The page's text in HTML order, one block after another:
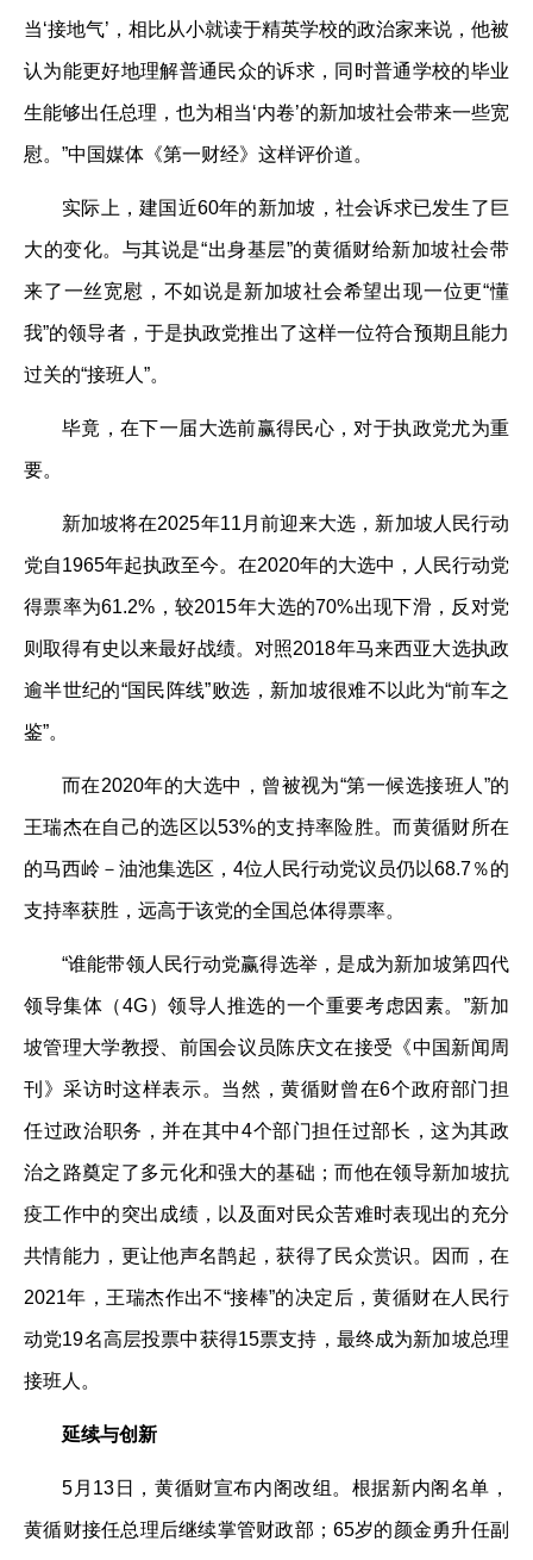
当‘接地气’，相比从小就读于精英学校的政治家来说，他被
认为能更好地理解普通民众的诉求，同时普通学校的毕业
生能够出任总理，也为相当‘内卷’的新加坡社会带来一些宽
慰。”中国媒体《第一财经》这样评价道。
实际上，建国近60年的新加坡，社会诉求已发生了巨
大的变化。与其说是“出身基层”的黄循财给新加坡社会带
来了一丝宽慰，不如说是新加坡社会希望出现一位更“懂
我”的领导者，于是执政党推出了这样一位符合预期且能力
过关的“接班人”。
毕竟，在下一届大选前赢得民心，对于执政党尤为重
要。
新加坡将在2025年11月前迎来大选，新加坡人民行动
党自1965年起执政至今。在2020年的大选中，人民行动党
得票率为61.2%，较2015年大选的70%出现下滑，反对党
则取得有史以来最好战绩。对照2018年马来西亚大选执政
逾半世纪的“国民阵线”败选，新加坡很难不以此为“前车之
鉴”。
而在2020年的大选中，曾被视为“第一候选接班人”的
王瑞杰在自己的选区以53%的支持率险胜。而黄循财所在
的马西岭－油池集选区，4位人民行动党议员仍以68.7％的
支持率获胜，远高于该党的全国总体得票率。
“谁能带领人民行动党赢得选举，是成为新加坡第四代
领导集体（4G）领导人推选的一个重要考虑因素。”新加
坡管理大学教授、前国会议员陈庆文在接受《中国新闻周
刊》采访时这样表示。当然，黄循财曾在6个政府部门担
任过政治职务，并在其中4个部门担任过部长，这为其政
治之路奠定了多元化和强大的基础；而他在领导新加坡抗
疫工作中的突出成绩，以及面对民众苦难时表现出的充分
共情能力，更让他声名鹊起，获得了民众赏识。因而，在
2021年，王瑞杰作出不“接棒”的决定后，黄循财在人民行
动党19名高层投票中获得15票支持，最终成为新加坡总理
接班人。
延续与创新
5月13日，黄循财宣布内阁改组。根据新内阁名单，
黄循财接任总理后继续掌管财政部；65岁的颜金勇升任副